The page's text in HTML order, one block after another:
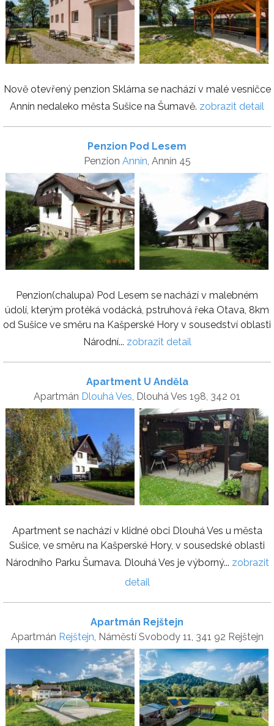
Nově otevřený penzion Sklárna se nachází v malé vesničce
Annín nedaleko města Sušice na Šumavě. zobrazit detail
Penzion Pod Lesem
Penzion Annín, Annín 45
Penzion(chalupa) Pod Lesem se nachází v malebném
údolí, kterým protéká vodácká, pstruhová řeka Otava, 8km
od Sušice ve směru na Kašperské Hory v sousedství oblasti
Národní... zobrazit detail
Apartment U Anděla
Apartmán Dlouhá Ves, Dlouhá Ves 198, 342 01
Apartment se nachází v klidné obci Dlouhá Ves u města
Sušice, ve směru na Kašperské Hory, v sousedské oblasti
Národního Parku Šumava. Dlouhá Ves je výborný... zobrazit
detail
Apartmán Rejštejn
Apartmán Rejštejn, Náměstí Svobody 11, 341 92 Rejštejn